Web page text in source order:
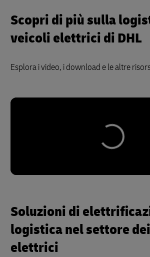
Scopri di più sulla
veicoli elettrici di DHL
Esplora i video, i download e le altre
Soluzioni di
logistica nel settore
elettrici